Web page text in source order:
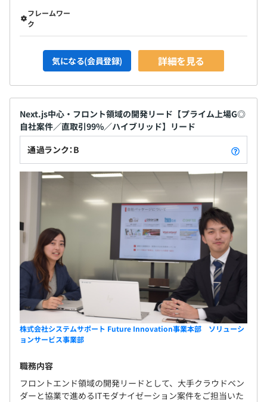
フレームワー
ク
気になる(会員登録) 詳細を見る
Next.js中心・フロント領域の開発リード【プライム上場G◎
自社案件／直取引99%／ハイブリッド】リード
通過ランク：B
株式会社システムサポート Future Innovation事業本部 ソリューシ
ョンサービス事業部
職務内容
フロントエンド領域の開発リードとして、大手クラウドベン
ダーと協業で進めるITモダナイゼーション案件をご担当いた